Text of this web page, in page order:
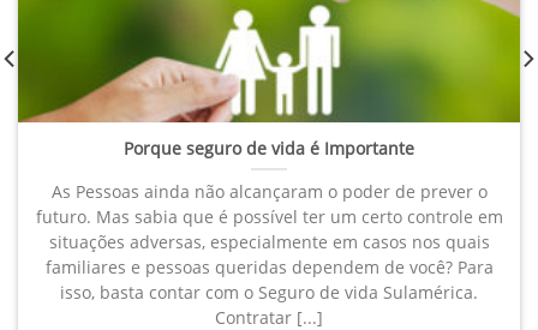
Porque seguro de vida é Importante
As Pessoas ainda não alcançaram o poder de prever o
futuro. Mas sabia que é possível ter um certo controle em
situações adversas, especialmente em casos nos quais
familiares e pessoas queridas dependem de você? Para
isso, basta contar com o Seguro de vida Sulamérica.
Contratar [...]